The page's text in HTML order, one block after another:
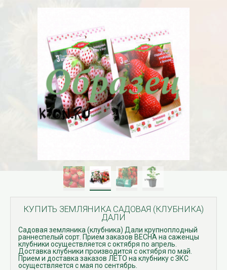
КУПИТЬ ЗЕМЛЯНИКА САДОВАЯ (КЛУБНИКА)
ДАЛИ
Садовая земляника (клубника) Дали крупноплодный
раннеспелый сорт. Прием заказов ВЕСНА на саженцы
клубники осуществляется с октября по апрель.
Доставка клубники производится с октября по май.
Прием и доставка заказов ЛЕТО на клубнику с ЗКС
осуществляется с мая по сентябрь.